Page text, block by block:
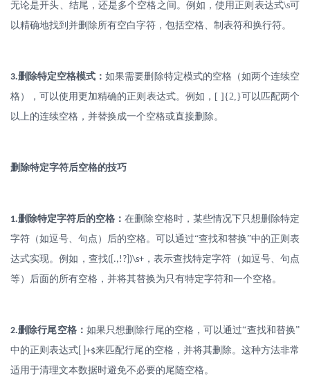
无论是开头、结尾，还是多个空格之间。例如，使用正则表达式\s可
以精确地找到并删除所有空白字符，包括空格、制表符和换行符。
3.删除特定空格模式：如果需要删除特定模式的空格（如两个连续空
格），可以使用更加精确的正则表达式。例如， [ ]{2,}可以匹配两个
以上的连续空格，并替换成一个空格或直接删除。
删除特定字符后空格的技巧
1.删除特定字符后的空格：在删除空格时，某些情况下只想删除特定
字符（如逗号、句点）后的空格。可以通过“查找和替换”中的正则表
达式实现。例如，查找([.,!?])\s+，表示查找特定字符（如逗号、句点
等）后面的所有空格，并将其替换为只有特定字符和一个空格。
2.删除行尾空格： 如果只想删除行尾的空格，可以通过“查找和替换”
中的正则表达式 [ ]+$来匹配行尾的空格，并将其删除。这种方法非常
适用于清理文本数据时避免不必要的尾随空格。